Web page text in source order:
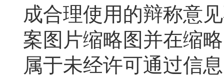
成合理使用的辩称意
案图片缩略图并在缩
属于未经许可通过信